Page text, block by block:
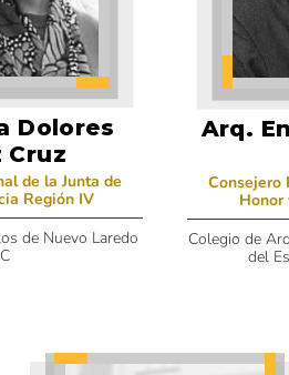
Dolores
Cruz
de la Junta de
Región IV
de Nuevo Laredo
Arq.
Consejero
Honor
Colegio de
del